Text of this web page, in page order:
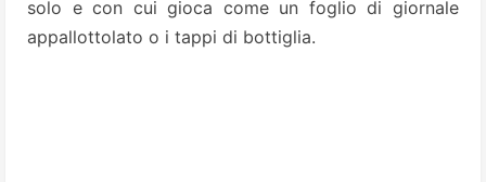
solo e con cui gioca come un foglio di giornale
appallottolato o i tappi di bottiglia.